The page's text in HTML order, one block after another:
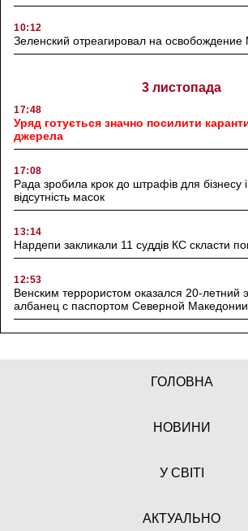
10:12
Зеленский отреагировал на освобождение
3 листопада
17:48
Уряд готується значно посилити
джерела
17:08
Рада зробила крок до штрафів для бізнесу і
відсутність масок
13:14
Нардепи закликали 11 суддів КС скласти
12:53
Венским террористом оказался 20-летний
албанец с паспортом Северной Македонии
ГОЛОВНА
НОВИНИ
У СВІТІ
АКТУАЛЬНО